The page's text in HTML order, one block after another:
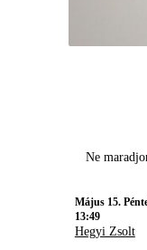
Ne
Május 15.
13:49
Hegyi Zsolt